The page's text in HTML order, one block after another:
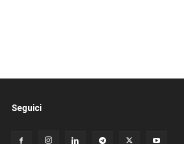
Seguici